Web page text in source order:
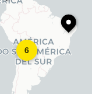
6